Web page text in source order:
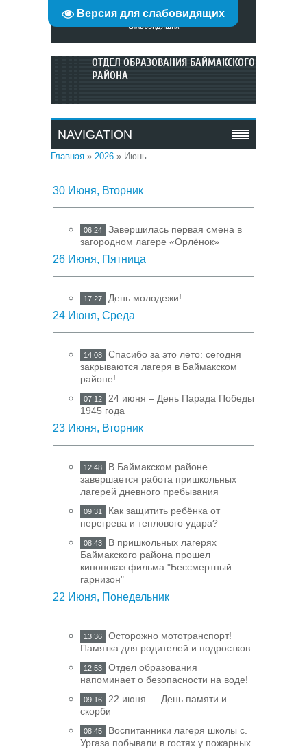
Версия для слабовидящих
ГЛАВНАЯ|РЕГИСТРАЦИЯ|ВХОД | ВЕРСИЯ ДЛЯ
СЛАБОВИДЯЩИХ
ОТДЕЛ ОБРАЗОВАНИЯ БАЙМАКСКОГО
РАЙОНА
NAVIGATION
Главная » 2026 » Июнь
30 Июня, Вторник
06:24 Завершилась первая смена в
загородном лагере «Орлёнок»
26 Июня, Пятница
17:27 День молодежи!
24 Июня, Среда
14:08 Спасибо за это лето: сегодня
закрываются лагеря в Баймакском
районе!
07:12 24 июня – День Парада Победы
1945 года
23 Июня, Вторник
12:48 В Баймакском районе
завершается работа пришкольных
лагерей дневного пребывания
09:31 Как защитить ребёнка от
перегрева и теплового удара?
08:43 В пришкольных лагерях
Баймакского района прошел
кинопоказ фильма "Бессмертный
гарнизон"
22 Июня, Понедельник
13:36 Осторожно мототранспорт!
Памятка для родителей и подростков
12:53 Отдел образования
напоминает о безопасности на воде!
09:16 22 июня — День памяти и
скорби
08:45 Воспитанники лагеря школы с.
Ургаза побывали в гостях у пожарных